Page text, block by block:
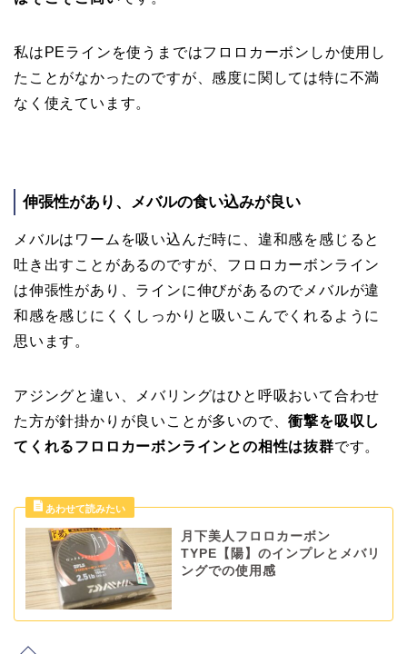
私はPEラインを使うまではフロロカーボンしか使用し
たことがなかったのですが、感度に関しては特に不満
なく使えています。
伸張性があり、メバルの食い込みが良い
メバルはワームを吸い込んだ時に、違和感を感じると
吐き出すことがあるのですが、フロロカーボンライン
は伸張性があり、ラインに伸びがあるのでメバルが違
和感を感じにくくしっかりと吸いこんでくれるように
思います。
アジングと違い、メバリングはひと呼吸おいて合わせ
た方が針掛かりが良いことが多いので、衝撃を吸収し
てくれるフロロカーボンラインとの相性は抜群です。
月下美人フロロカーボン
TYPE【陽】のインプレとメバリ
ングでの使用感